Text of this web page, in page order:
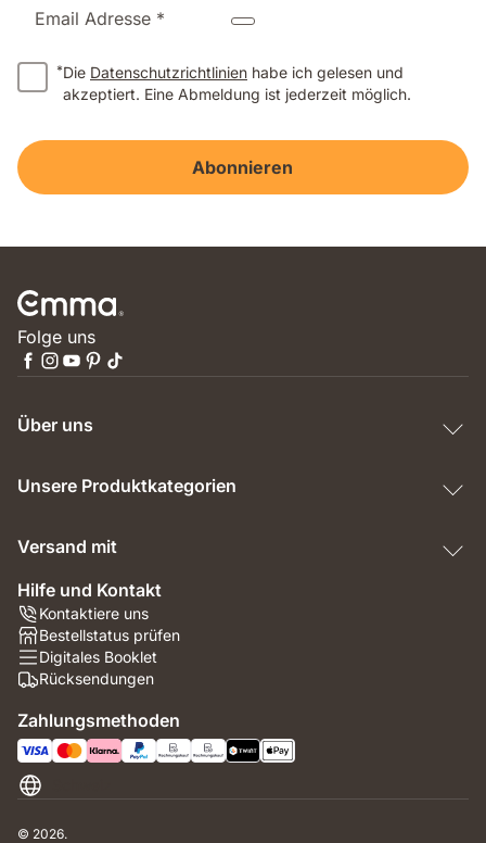
Email Adresse *
*Die Datenschutzrichtlinien habe ich gelesen und
akzeptiert. Eine Abmeldung ist jederzeit möglich.
Abonnieren
Folge uns
Über uns
Unsere Produktkategorien
Versand mit
Hilfe und Kontakt
Kontaktiere uns
Bestellstatus prüfen
Digitales Booklet
Rücksendungen
Zahlungsmethoden
© 2026.